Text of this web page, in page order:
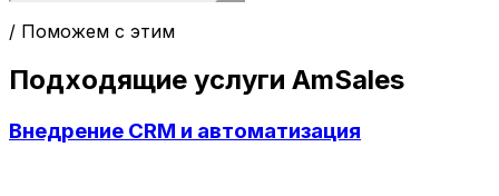
/ Поможем с этим
Подходящие услуги AmSales
Внедрение CRM и автоматизация